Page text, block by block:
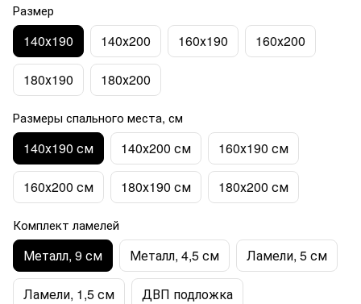
Размер
140х190 140х200 160х190 160х200
180х190 180х200
Размеры спального места, см
140х190 см 140х200 см 160х190 см
160х200 см 180х190 см 180х200 см
Комплект ламелей
Металл, 9 см Металл, 4,5 см Ламели, 5 см
Ламели, 1,5 см ДВП подложка